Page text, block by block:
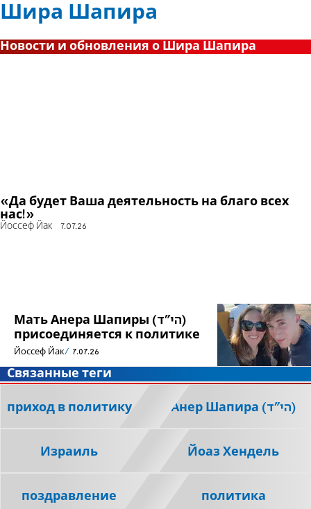
Шира Шапира
Новости и обновления о Шира Шапира
«Да будет Ваша деятельность на благо всех
нас!»
Йоссеф Йак 7.07.26
Мать Анера Шапиры (הי"ד)
присоединяется к политике
Йоссеф Йак 7.07.26
Связанные теги
приход в политику Анер Шапира (הי"ד)
Израиль Йоаз Хендель
поздравление политика